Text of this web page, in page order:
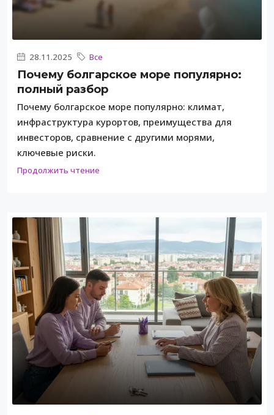
28.11.2025 Все
Почему болгарское море популярно:
полный разбор
Почему болгарское море популярно: климат,
инфраструктура курортов, преимущества для
инвесторов, сравнение с другими морями,
ключевые риски.
Продолжить чтение